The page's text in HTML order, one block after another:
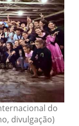
do
divulgação)